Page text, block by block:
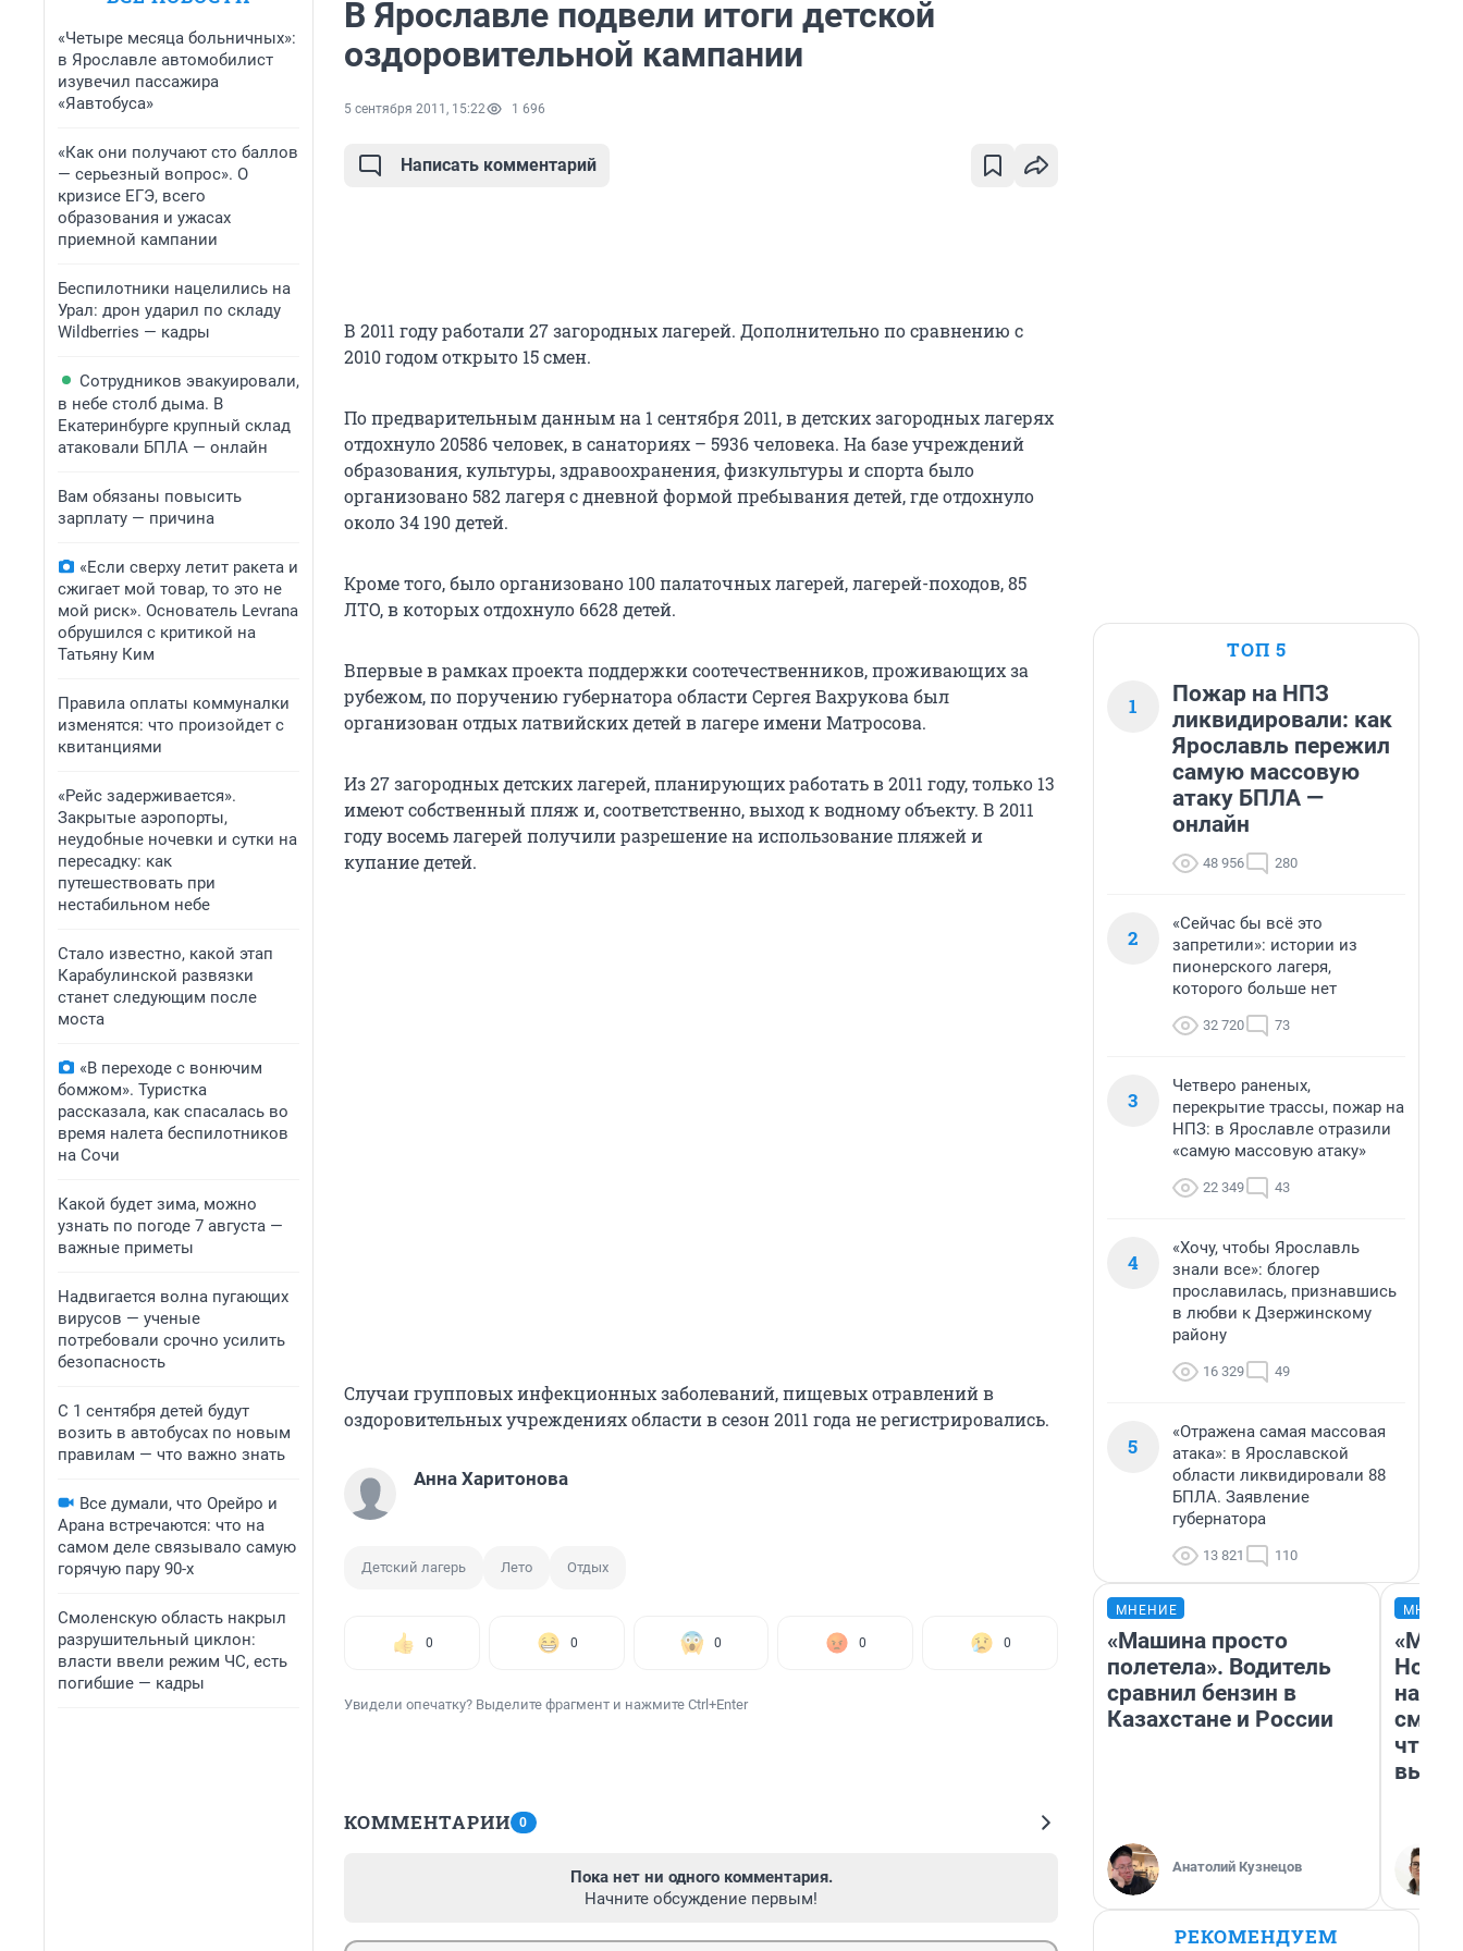
«Четыре месяца больничных»:
в Ярославле автомобилист
изувечил пассажира
«Яавтобуса»
«Как они получают сто баллов
— серьезный вопрос». О
кризисе ЕГЭ, всего
образования и ужасах
приемной кампании
Беспилотники нацелились на
Урал: дрон ударил по складу
Wildberries — кадры
Сотрудников эвакуировали,
в небе столб дыма. В
Екатеринбурге крупный склад
атаковали БПЛА — онлайн
Вам обязаны повысить
зарплату — причина
«Если сверху летит ракета и
сжигает мой товар, то это не
мой риск». Основатель Levrana
обрушился с критикой на
Татьяну Ким
Правила оплаты коммуналки
изменятся: что произойдет с
квитанциями
«Рейс задерживается».
Закрытые аэропорты,
неудобные ночевки и сутки на
пересадку: как
путешествовать при
нестабильном небе
Стало известно, какой этап
Карабулинской развязки
станет следующим после
моста
«В переходе с вонючим
бомжом». Туристка
рассказала, как спасалась во
время налета беспилотников
на Сочи
Какой будет зима, можно
узнать по погоде 7 августа —
важные приметы
Надвигается волна пугающих
вирусов — ученые
потребовали срочно усилить
безопасность
С 1 сентября детей будут
возить в автобусах по новым
правилам — что важно знать
Все думали, что Орейро и
Арана встречаются: что на
самом деле связывало самую
горячую пару 90-х
Смоленскую область накрыл
разрушительный циклон:
власти ввели режим ЧС, есть
погибшие — кадры
В Ярославле подвели итоги детской
оздоровительной кампании
5 сентября 2011, 15:22 1 696
Написать комментарий
В 2011 году работали 27 загородных лагерей. Дополнительно по сравнению с
2010 годом открыто 15 смен.
По предварительным данным на 1 сентября 2011, в детских загородных лагерях
отдохнуло 20586 человек, в санаториях – 5936 человека. На базе учреждений
образования, культуры, здравоохранения, физкультуры и спорта было
организовано 582 лагеря с дневной формой пребывания детей, где отдохнуло
около 34 190 детей.
Кроме того, было организовано 100 палаточных лагерей, лагерей-походов, 85
ЛТО, в которых отдохнуло 6628 детей.
Впервые в рамках проекта поддержки соотечественников, проживающих за
рубежом, по поручению губернатора области Сергея Вахрукова был
организован отдых латвийских детей в лагере имени Матросова.
Из 27 загородных детских лагерей, планирующих работать в 2011 году, только 13
имеют собственный пляж и, соответственно, выход к водному объекту. В 2011
году восемь лагерей получили разрешение на использование пляжей и
купание детей.
Случаи групповых инфекционных заболеваний, пищевых отравлений в
оздоровительных учреждениях области в сезон 2011 года не регистрировались.
Анна Харитонова
Детский лагерь Лето Отдых
0 0 0 0 0
Увидели опечатку? Выделите фрагмент и нажмите Ctrl+Enter
КОММЕНТАРИИ 0
Пока нет ни одного комментария.
Начните обсуждение первым!
ТОП 5
1
Пожар на НПЗ
ликвидировали: как
Ярославль пережил
самую массовую
атаку БПЛА —
онлайн
48 956 280
2
«Сейчас бы всё это
запретили»: истории из
пионерского лагеря,
которого больше нет
32 720 73
3
Четверо раненых,
перекрытие трассы, пожар на
НПЗ: в Ярославле отразили
«самую массовую атаку»
22 349 43
4
«Хочу, чтобы Ярославль
знали все»: блогер
прославилась, признавшись
в любви к Дзержинскому
району
16 329 49
5
«Отражена самая массовая
атака»: в Ярославской
области ликвидировали 88
БПЛА. Заявление
губернатора
13 821 110
МНЕНИЕ
«Машина просто
полетела». Водитель
сравнил бензин в
Казахстане и России
Анатолий Кузнецов
«Мы
РЕКОМЕНДУЕМ